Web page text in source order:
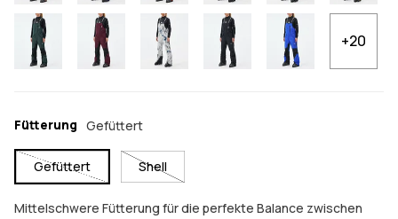
+20
Fütterung Gefüttert
Gefüttert Shell
Mittelschwere Fütterung für die perfekte Balance zwischen